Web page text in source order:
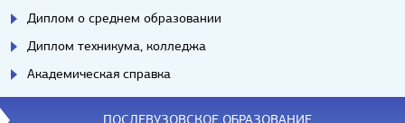
Диплом о среднем образовании
Диплом техникума, колледжа
Академическая справка
ПОСЛЕВУЗОВСКОЕ ОБРАЗОВАНИЕ